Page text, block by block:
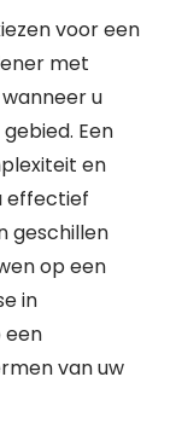
voor een
met
u
Een
en
effectief
geschillen
op een
in
een
van uw